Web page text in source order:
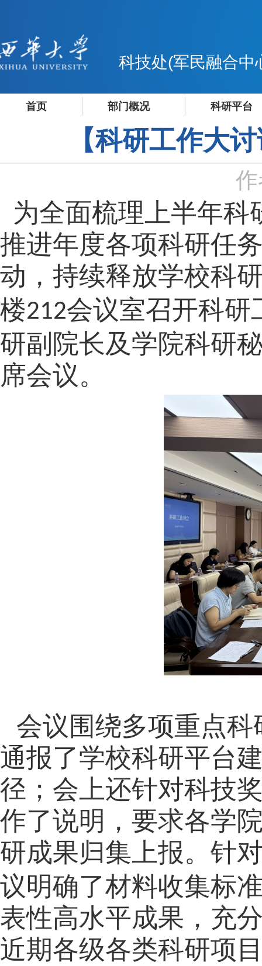
科技处(军民融合中
首页 部门概况 科研平台
【科研工作大
为全面梳理上半年
推进年度各项科研任
动，持续释放学校科
楼212会议室召开科研
研副院长及学院科研
席会议。
会议 围绕多项重点
通报了学校科研平台
径； 会上还针对科技
作了说明，要求各学
研成果归集上报。针
议明确了材料收集标
表性高水平成果，充
近期各级各类科研项